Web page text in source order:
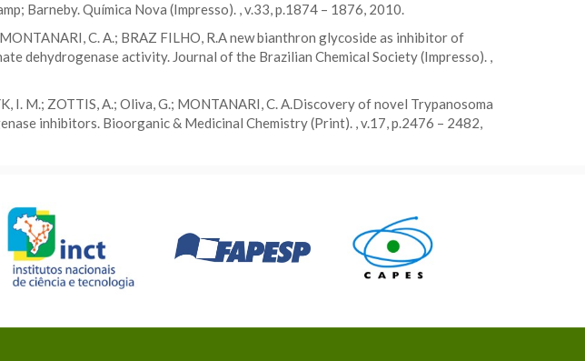
Barneby. Química Nova (Impresso). , v.33, p.1874 – 1876, 2010.
MONTANARI, C. A.; BRAZ FILHO, R.A new bianthron glycoside as inhibitor of
dehydrogenase activity. Journal of the Brazilian Chemical Society (Impresso). ,
I. M.; ZOTTIS, A.; Oliva, G.; MONTANARI, C. A.Discovery of novel Trypanosoma
inhibitors. Bioorganic & Medicinal Chemistry (Print). , v.17, p.2476 – 2482,